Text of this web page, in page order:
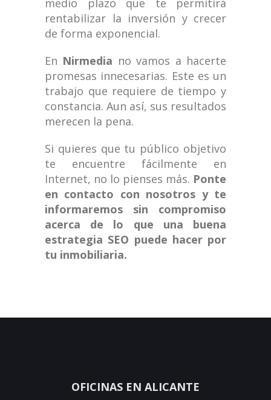
medio plazo que te permitirá
rentabilizar la inversión y crecer
de forma exponencial.
En Nirmedia no vamos a hacerte
promesas innecesarias. Este es un
trabajo que requiere de tiempo y
constancia. Aun así, sus resultados
merecen la pena.
Si quieres que tu público objetivo
te encuentre fácilmente en
Internet, no lo pienses más. Ponte
en contacto con nosotros y te
informaremos sin compromiso
acerca de lo que una buena
estrategia SEO puede hacer por
tu inmobiliaria.
OFICINAS EN ALICANTE